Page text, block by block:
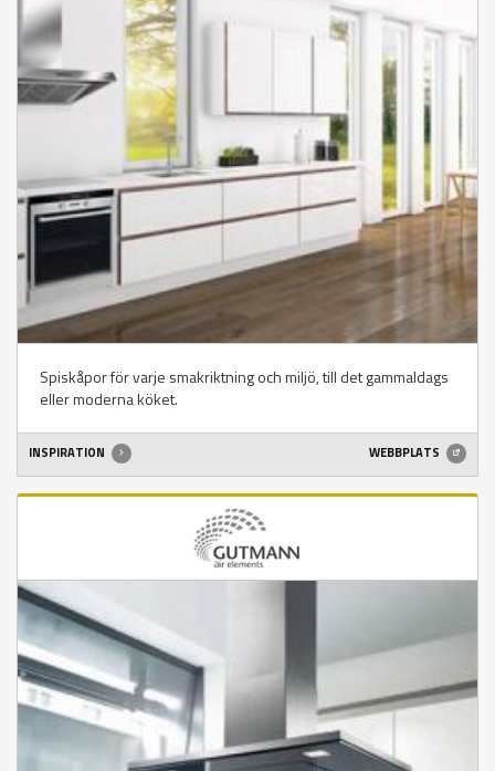
Spiskåpor för varje smakriktning och miljö, till det gammaldags
eller moderna köket.
INSPIRATION WEBBPLATS